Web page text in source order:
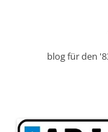
blog für den